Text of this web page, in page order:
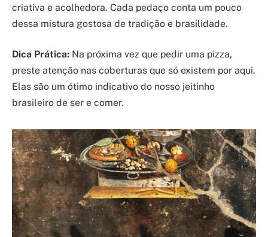
criativa e acolhedora. Cada pedaço conta um pouco
dessa mistura gostosa de tradição e brasilidade.
Dica Prática: Na próxima vez que pedir uma pizza,
preste atenção nas coberturas que só existem por aqui.
Elas são um ótimo indicativo do nosso jeitinho
brasileiro de ser e comer.